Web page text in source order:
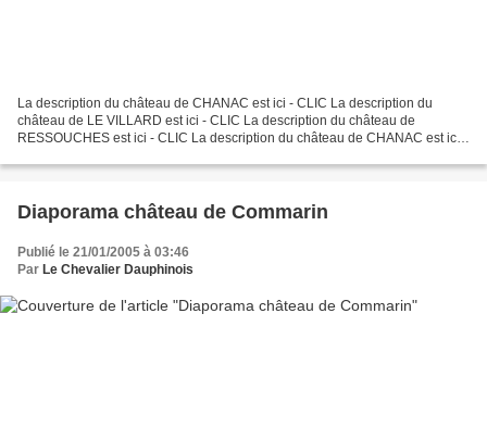
La description du château de CHANAC est ici - CLIC La description du
château de LE VILLARD est ici - CLIC La description du château de
RESSOUCHES est ici - CLIC La description du château de CHANAC est ici -
Diaporama château de Commarin
Publié le 21/01/2005 à 03:46
Par Le Chevalier Dauphinois